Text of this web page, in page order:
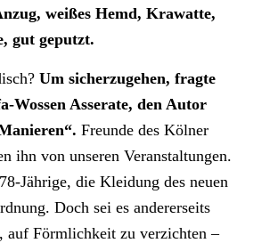
weißes Hemd, Krawatte,
gut geputzt.
Um sicherzugehen, fragte
Wossen Asserate, den Autor
Freunde des Kölner
ihn von unseren Veranstaltungen.
Jährige, die Kleidung des neuen
Doch sei es andererseits
auf Förmlichkeit zu verzichten –